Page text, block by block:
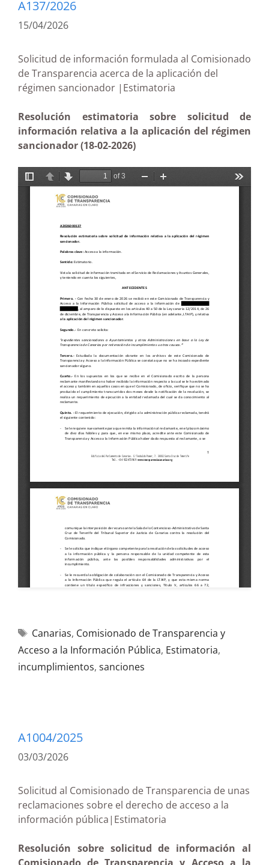
A137/2026
15/04/2026
Solicitud de información formulada al Comisionado
de Transparencia acerca de la aplicación del
régimen sancionador |Estimatoria
Resolución estimatoria sobre solicitud de
información relativa a la aplicación del régimen
sancionador (18-02-2026)
Canarias, Comisionado de Transparencia y
Acceso a la Información Pública, Estimatoria,
incumplimientos, sanciones
A1004/2025
03/03/2026
Solicitud al Comisionado de Transparencia de unas
reclamaciones sobre el derecho de acceso a la
información pública|Estimatoria
Resolución sobre solicitud de información al